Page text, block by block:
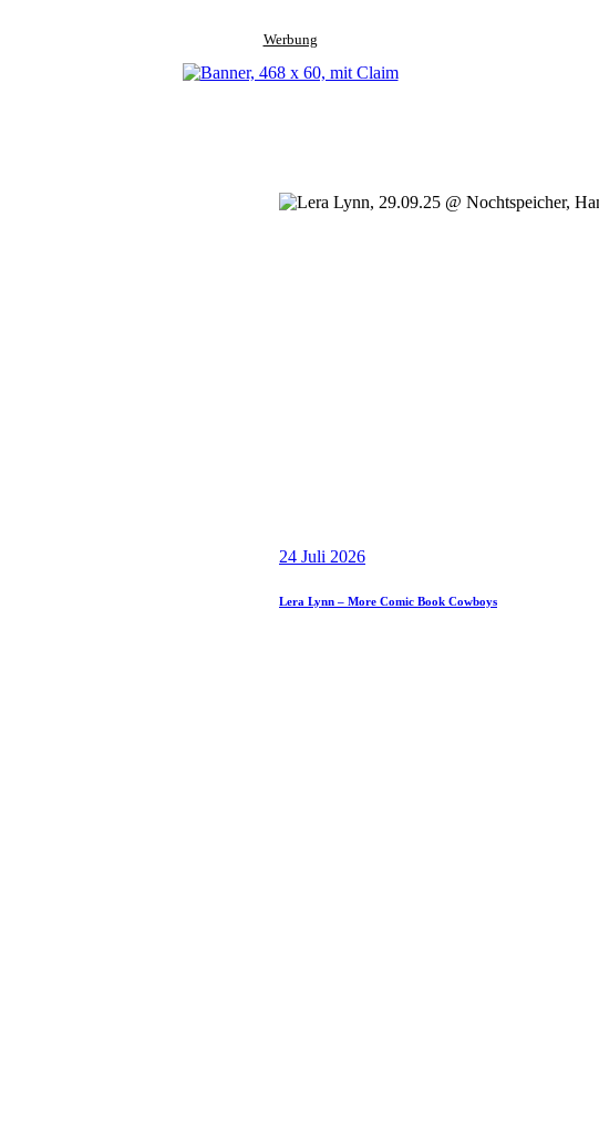
Werbung
24 Juli 2026
Lera Lynn – More Comic Book Cowboys